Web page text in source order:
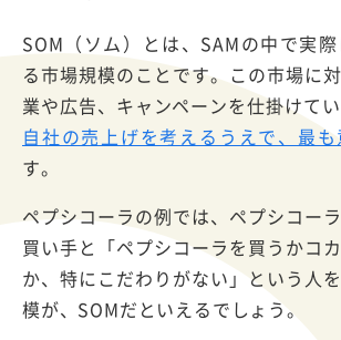
SOM（ソム）とは、SAMの中で実
る市場規模のことです。この市場に
業や広告、キャンペーンを仕掛けてい
自社の売上げを考えるうえで、最
す。
ペプシコーラの例では、ペプシコー
買い手と「ペプシコーラを買うかコ
か、特にこだわりがない」という人
模が、SOMだといえるでしょう。